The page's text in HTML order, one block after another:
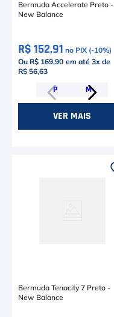
Bermuda Accelerate Preto -
New Balance
R$ 152,91 no PIX (-10%)
Ou R$ 169,90 em até 3x de
R$ 56,63
P M
VER MAIS
Bermuda Tenacity 7 Preto -
New Balance